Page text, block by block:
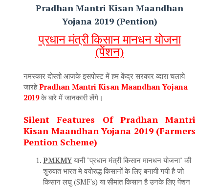
Pradhan Mantri Kisan Maandhan
Yojana 2019 (Pention)
प्रधान मंत्री किसान मानधन योजना
(पेंशन)
नमस्कार दोस्तो आजके इसपोस्ट में हम केंद्र सरकार व्दारा चलाये
जारहेPradhan Mantri Kisan Maandhan Yojana
2019 के बारे में जानकारी लेंगे।
Silent Features Of Pradhan Mantri
Kisan Maandhan Yojana 2019 (Farmers
Pention Scheme)
PMKMYयानी "प्रधान मंत्री किसान मानधन योजना" की
शुरुवात भारत मे वयोरुद्ध किसानों के लिए बनायी गयी है जो
किसान लघु (SMF's) या सीमांत किसान है उनके लिए पेंशन